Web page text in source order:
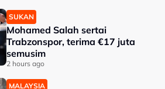
SUKAN
Mohamed Salah sertai
Trabzonspor, terima €17 juta
semusim
2 hours ago
MALAYSIA